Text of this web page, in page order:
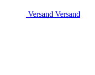
Versand Versand